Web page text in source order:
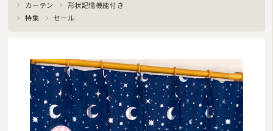
カーテン
形状記憶機能付き
特集
セール